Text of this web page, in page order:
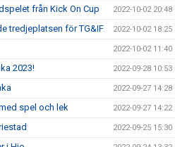
från Kick On Cup 2022-10-02 20:48
tredjeplatsen för TG&IF 2022-10-02 18:25
2022-10-02 11:40
2023! 2022-09-28 10:53
2022-09-27 14:28
spel och lek 2022-09-27 14:22
2022-09-25 15:30